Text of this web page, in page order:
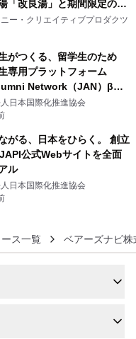
「改良湯」と期間限定のコ
ョン サウナイキタイコラ
発売決定！
ー・クリエイティブプロダクツ
がつくる、留学生のため
専用プラットフォーム
Network（JAN）β版
日本国際化推進協会
がる、日本をひらく。 創立
公式Webサイトを全面
ル
日本国際化推進協会
ス一覧 ベアーズナビ株